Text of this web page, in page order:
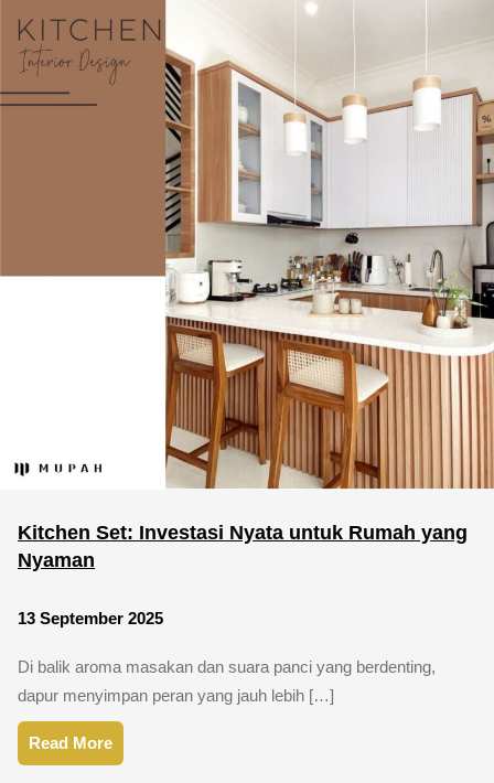
Kitchen Set: Investasi Nyata untuk Rumah yang
Nyaman
13 September 2025
Di balik aroma masakan dan suara panci yang berdenting,
dapur menyimpan peran yang jauh lebih […]
Read More